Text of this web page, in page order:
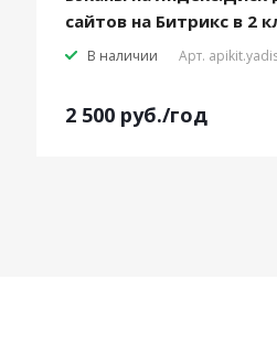
сайтов на Битрикс в 2
В наличии Арт.
2 500 руб./год